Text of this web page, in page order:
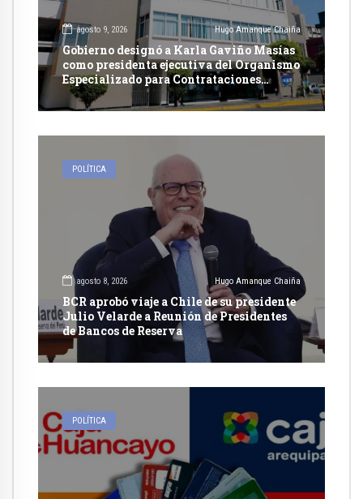
agosto 9, 2026 Hugo Amanque Chaiña
Gobierno designó a Karla Gaviño Masías
como presidenta ejecutiva del Organismo
Especializado para Contrataciones
Públicas Eficientes
POLÍTICA
agosto 8, 2026 Hugo Amanque Chaiña
BCR aprobó viaje a Chile de su presidente
Julio Velarde a Reunión de Presidentes
de Bancos de Reserva
POLÍTICA